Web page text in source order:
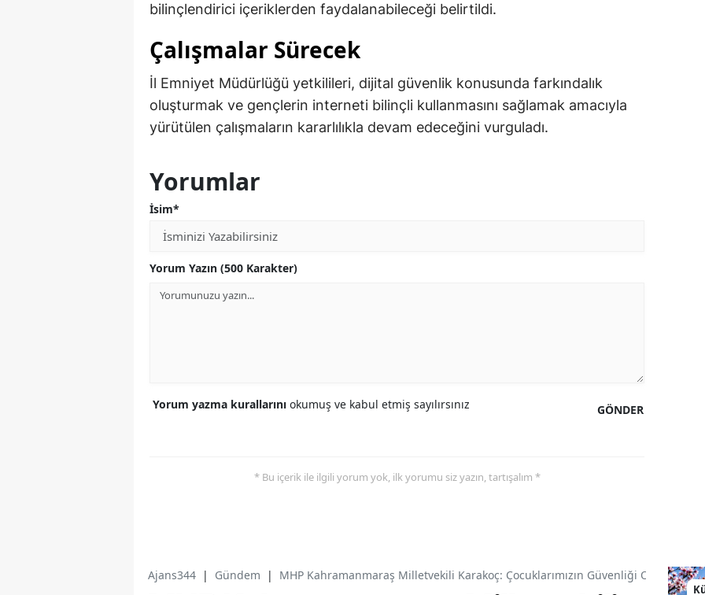
bilinçlendirici içeriklerden faydalanabileceği belirtildi.
Çalışmalar Sürecek
İl Emniyet Müdürlüğü yetkilileri, dijital güvenlik konusunda farkındalık
oluşturmak ve gençlerin interneti bilinçli kullanmasını sağlamak amacıyla
yürütülen çalışmaların kararlılıkla devam edeceğini vurguladı.
Yorumlar
İsim*
Yorum Yazın (500 Karakter)
GÖNDER
Yorum yazma kurallarını okumuş ve kabul etmiş sayılırsınız
* Bu içerik ile ilgili yorum yok, ilk yorumu siz yazın, tartışalım *
Ajans344 | Gündem | MHP Kahramanmaraş Milletvekili Karakoç: Çocuklarımızın Güvenliği Ortak